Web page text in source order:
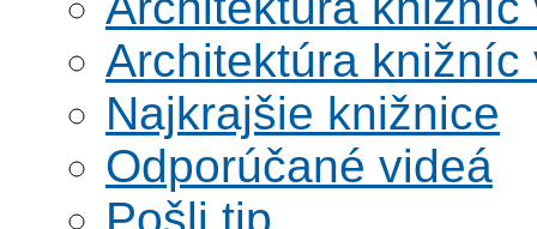
Architektúra knižníc
Najkrajšie knižnice
Odporúčané videá
Pošli tip